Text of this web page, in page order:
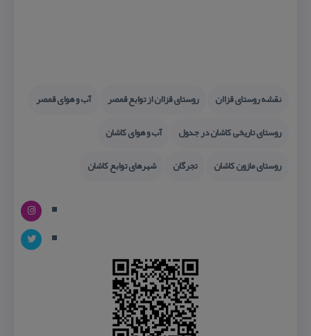
نقشه روستای قزاان روستای قزاان از توابع قمصر
آب و هوای قمصر
روستای تاریخی كاشان در جدول
آب و هوای كاشان
روستای مازون كاشان
تجرگان شهرهای توابع كاشان